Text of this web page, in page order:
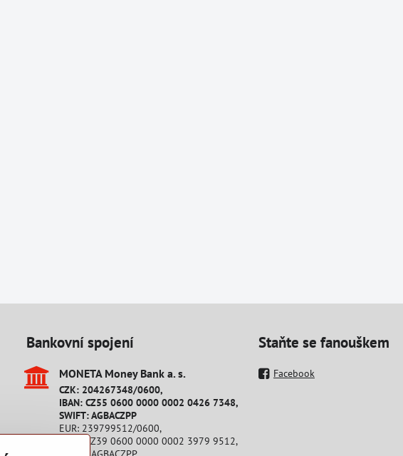
Bankovní spojení
MONETA Money Bank a​. s​.
CZK: 204267348/0600,
IBAN: CZ55 0600 0000 0002 0426 7348,
SWIFT: AGBACZPP
EUR: 239799512/0600,
IBAN: CZ39 0600 0000 0002 3979 9512,
Staňte se fanouškem
Facebook